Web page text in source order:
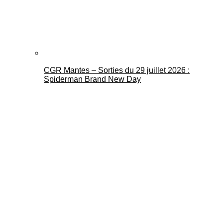
CGR Mantes – Sorties du 29 juillet 2026 :
Spiderman Brand New Day